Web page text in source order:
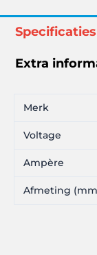
Specificaties
Extra
Merk
Voltage
Ampère
Afmeting